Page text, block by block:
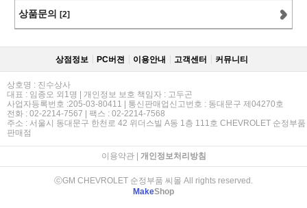
상품문의 [2]
상점정보 PC버젼 이용안내 고객센터 커뮤니티
상호명 : 진수상사
대표 : 임종오 외1명 | 개인정보 보호 책임자 : 고두곤
사업자등록번호 :205-03-80411 | 통신판매업신고번호 : 동대문구 제04270호
전화 : 02-2214-7567 | 팩스 : 02-2214-7568
주소 : 서울시 동대문구 한천로 42 위더스빌 A동 1층 111호 CHEVROLET 순정부품
판매점
이용약관| 개인정보처리방침
ⓒGM CHEVROLET 순정부품 씨몰 All rights reserved.
MakeShop